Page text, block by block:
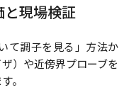
と現場検証
て調子を見る」方法か
）や近傍界プローブを
。